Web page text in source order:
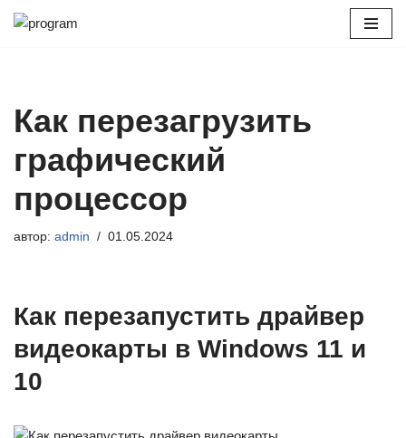
Как перезагрузить
графический
процессор
автор: admin 01.05.2024
Как перезапустить драйвер
видеокарты в Windows 11 и
10